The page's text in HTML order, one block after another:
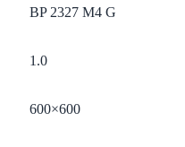
BP 2327 M4 G
1.0
600×600